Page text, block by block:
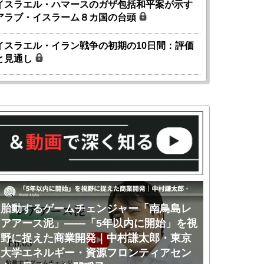
スラエル・ハマースのガザ包括和平案が示す
ラブ・イスラーム８カ国の台頭
スラエル・イラン戦争の初期の10日間：評価
見通し
胎動するゲームチェンジャー「南鳥島レ
アアース泥」――「5年以内に開始」を視
野に捉えた商業開発｜中村謙太郎・東京
大学エネルギー・資源フロンティアセン